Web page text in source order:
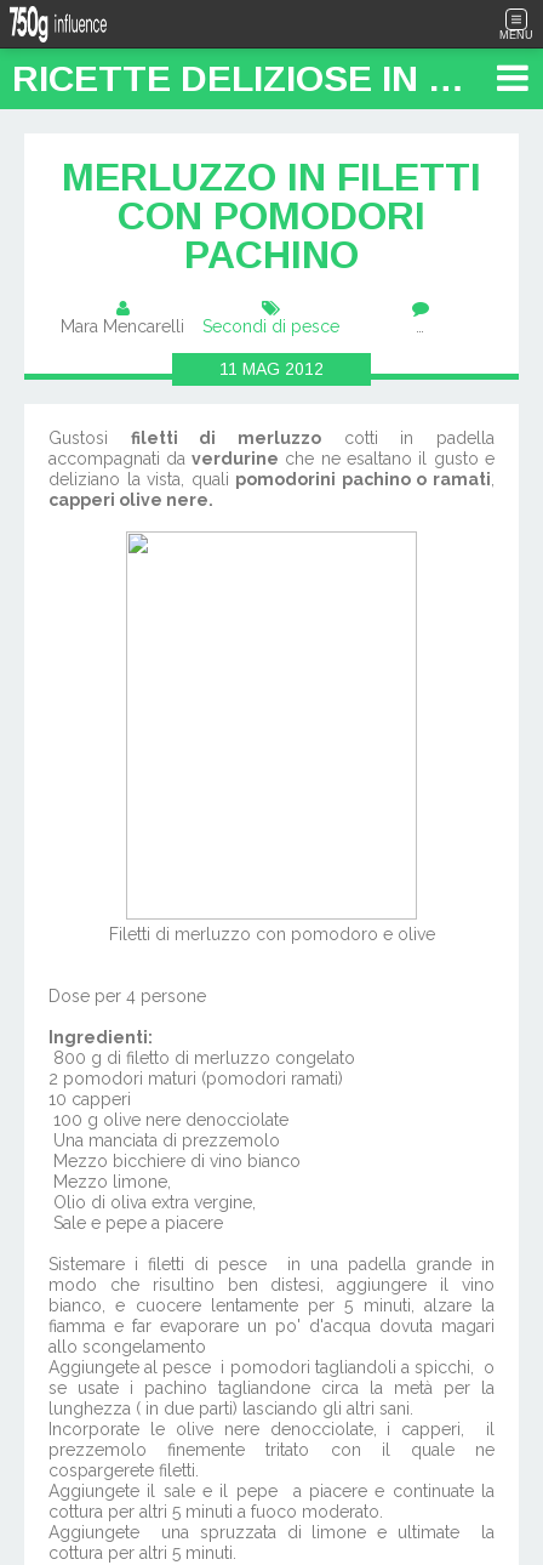
MENU
RICETTE DELIZIOSE IN PENTOLA: "FOOD TRAVEL BLOG"
MERLUZZO IN FILETTI
CON POMODORI
PACHINO
Mara Mencarelli Secondi di pesce …
11 MAG 2012
Gustosi filetti di merluzzo cotti in padella
accompagnati da verdurine che ne esaltano il gusto e
deliziano la vista, quali pomodorini pachino o ramati,
capperi olive nere.
Filetti di merluzzo con pomodoro e olive
Dose per 4 persone
Ingredienti:
800 g di filetto di merluzzo congelato
2 pomodori maturi (pomodori ramati)
10 capperi
100 g olive nere denocciolate
Una manciata di prezzemolo
Mezzo bicchiere di vino bianco
Mezzo limone,
Olio di oliva extra vergine,
Sale e pepe a piacere
Sistemare i filetti di pesce in una padella grande in
modo che risultino ben distesi, aggiungere il vino
bianco, e cuocere lentamente per 5 minuti, alzare la
fiamma e far evaporare un po' d'acqua dovuta magari
allo scongelamento
Aggiungete al pesce i pomodori tagliandoli a spicchi, o
se usate i pachino tagliandone circa la metà per la
lunghezza ( in due parti) lasciando gli altri sani.
Incorporate le olive nere denocciolate, i capperi, il
prezzemolo finemente tritato con il quale ne
cospargerete filetti.
Aggiungete il sale e il pepe a piacere e continuate la
cottura per altri 5 minuti a fuoco moderato.
Aggiungete una spruzzata di limone e ultimate la
cottura per altri 5 minuti.